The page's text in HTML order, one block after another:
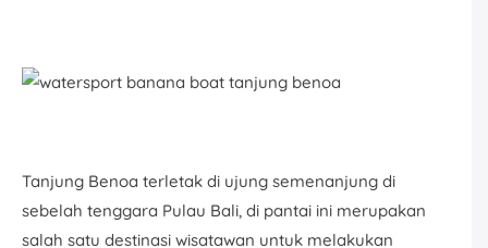
Tanjung Benoa terletak di ujung semenanjung di
sebelah tenggara Pulau Bali, di pantai ini merupakan
salah satu destinasi wisatawan untuk melakukan